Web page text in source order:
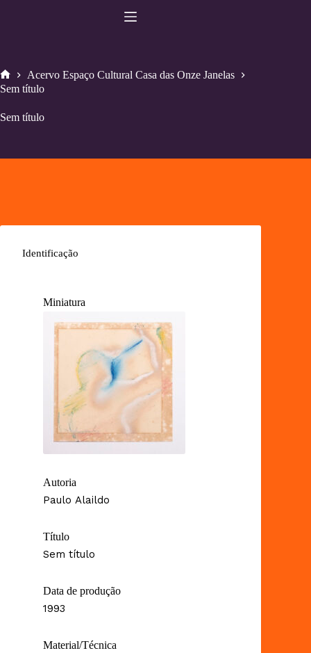
Home
Acervo Espaço Cultural Casa das Onze Janelas
Sem título
Sem título
Identificação
Miniatura
Autoria
Paulo Alaildo
Título
Sem título
Data de produção
1993
Material/Técnica